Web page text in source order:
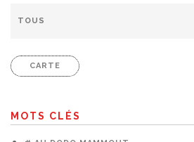
CARTE
MOTS CLÉS